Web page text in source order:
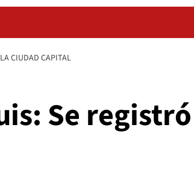
CIUDAD CAPITAL
Se